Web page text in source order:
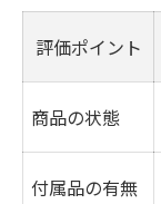
評価ポイント
商品の状態
付属品の有無